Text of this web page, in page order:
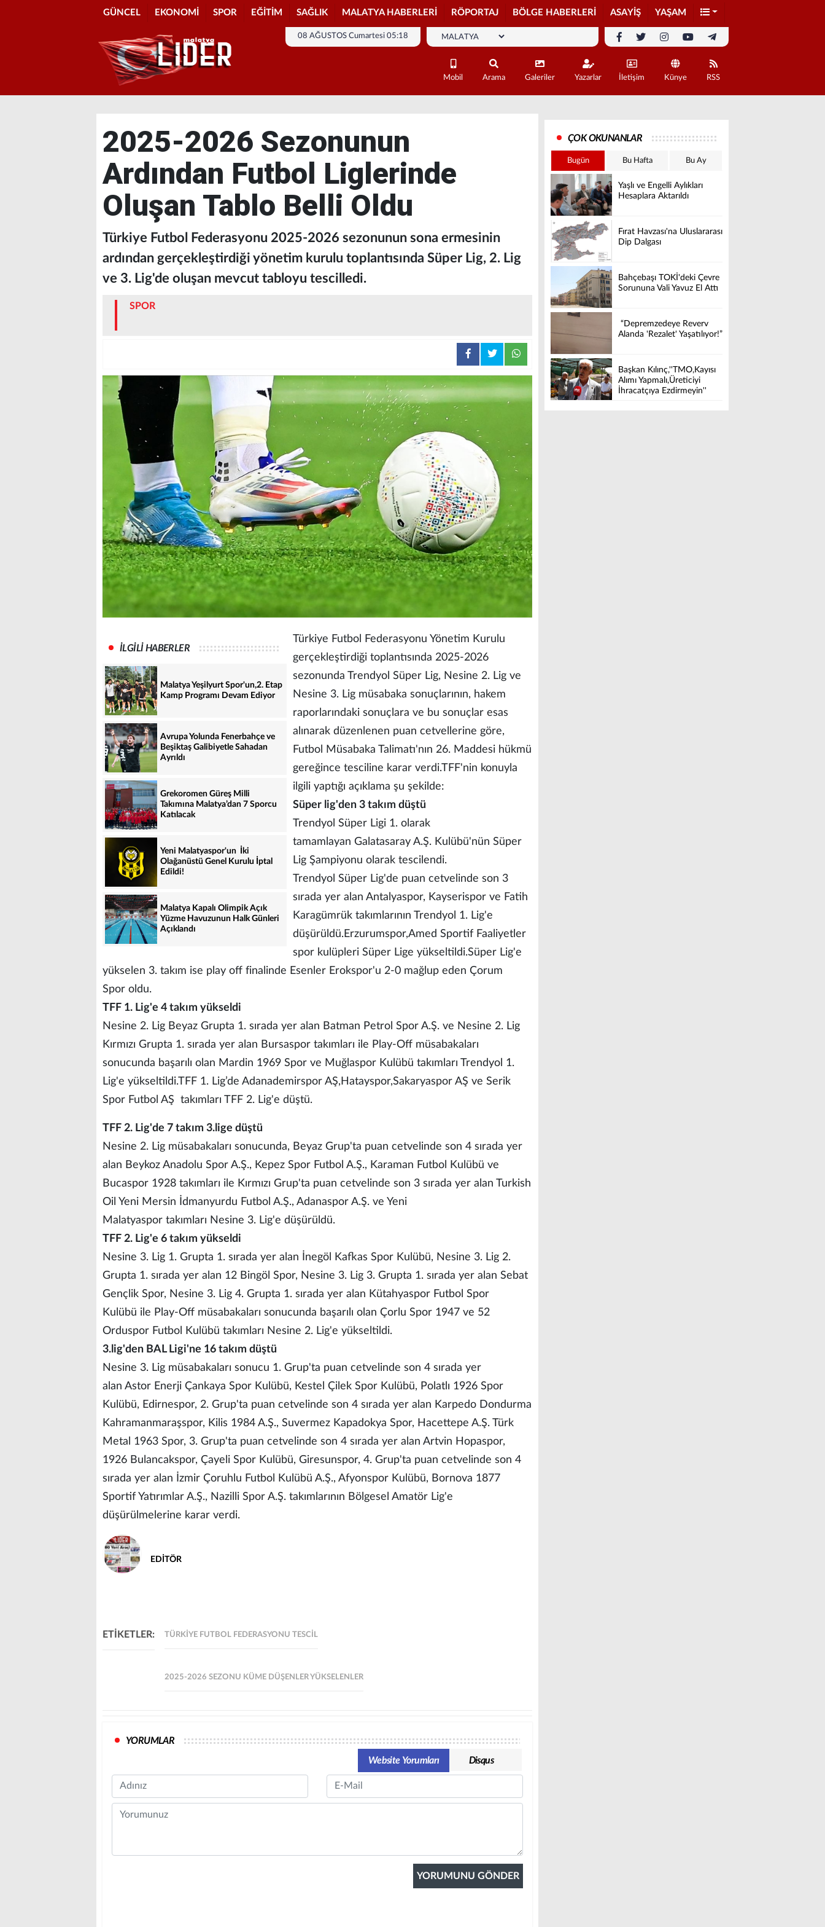
GÜNCEL EKONOMİ SPOR EĞİTİM SAĞLIK MALATYA HABERLERİ RÖPORTAJ BÖLGE HABERLERİ ASAYİŞ YAŞAM
08 AĞUSTOS Cumartesi 05:18
Mobil Arama Galeriler Yazarlar İletişim Künye RSS
2025-2026 Sezonunun
Ardından Futbol Liglerinde
Oluşan Tablo Belli Oldu
Türkiye Futbol Federasyonu 2025-2026 sezonunun sona ermesinin
ardından gerçekleştirdiği yönetim kurulu toplantısında Süper Lig, 2. Lig
ve 3. Lig'de oluşan mevcut tabloyu tescilledi.
SPOR
İLGİLİ HABERLER
Malatya Yeşilyurt Spor'un,2. Etap
Kamp Programı Devam Ediyor
Avrupa Yolunda Fenerbahçe ve
Beşiktaş Galibiyetle Sahadan
Ayrıldı
Grekoromen Güreş Milli
Takımına Malatya’dan 7 Sporcu
Katılacak
Yeni Malatyaspor'un İki
Olağanüstü Genel Kurulu İptal
Edildi!
Malatya Kapalı Olimpik Açık
Yüzme Havuzunun Halk Günleri
Açıklandı
Türkiye Futbol Federasyonu Yönetim Kurulu
gerçekleştirdiği toplantısında 2025-2026
sezonunda Trendyol Süper Lig, Nesine 2. Lig ve
Nesine 3. Lig müsabaka sonuçlarının, hakem
raporlarındaki sonuçlara ve bu sonuçlar esas
alınarak düzenlenen puan cetvellerine göre,
Futbol Müsabaka Talimatı'nın 26. Maddesi hükmü
gereğince tesciline karar verdi.TFF'nin konuyla
ilgili yaptığı açıklama şu şekilde:
Süper lig'den 3 takım düştü
Trendyol Süper Ligi 1. olarak
tamamlayan Galatasaray A.Ş. Kulübü'nün Süper
Lig Şampiyonu olarak tescilendi.
Trendyol Süper Lig'de puan cetvelinde son 3
sırada yer alan Antalyaspor, Kayserispor ve Fatih
Karagümrük takımlarının Trendyol 1. Lig'e
düşürüldü.Erzurumspor,Amed Sportif Faaliyetler
spor kulüpleri Süper Lige yükseltildi.Süper Lig'e
yükselen 3. takım ise play off finalinde Esenler Erokspor'u 2-0 mağlup eden Çorum
Spor oldu.
TFF 1. Lig'e 4 takım yükseldi
Nesine 2. Lig Beyaz Grupta 1. sırada yer alan Batman Petrol Spor A.Ş. ve Nesine 2. Lig
Kırmızı Grupta 1. sırada yer alan Bursaspor takımları ile Play-Off müsabakaları
sonucunda başarılı olan Mardin 1969 Spor ve Muğlaspor Kulübü takımları Trendyol 1.
Lig'e yükseltildi.TFF 1. Lig’de Adanademirspor AŞ,Hatayspor,Sakaryaspor AŞ ve Serik
Spor Futbol AŞ takımları TFF 2. Lig'e düştü.
TFF 2. Lig'de 7 takım 3.lige düştü
Nesine 2. Lig müsabakaları sonucunda, Beyaz Grup'ta puan cetvelinde son 4 sırada yer
alan Beykoz Anadolu Spor A.Ş., Kepez Spor Futbol A.Ş., Karaman Futbol Kulübü ve
Bucaspor 1928 takımları ile Kırmızı Grup'ta puan cetvelinde son 3 sırada yer alan Turkish
Oil Yeni Mersin İdmanyurdu Futbol A.Ş., Adanaspor A.Ş. ve Yeni
Malatyaspor takımları Nesine 3. Lig'e düşürüldü.
TFF 2. Lig'e 6 takım yükseldi
Nesine 3. Lig 1. Grupta 1. sırada yer alan İnegöl Kafkas Spor Kulübü, Nesine 3. Lig 2.
Grupta 1. sırada yer alan 12 Bingöl Spor, Nesine 3. Lig 3. Grupta 1. sırada yer alan Sebat
Gençlik Spor, Nesine 3. Lig 4. Grupta 1. sırada yer alan Kütahyaspor Futbol Spor
Kulübü ile Play-Off müsabakaları sonucunda başarılı olan Çorlu Spor 1947 ve 52
Orduspor Futbol Kulübü takımları Nesine 2. Lig'e yükseltildi.
3.lig'den BAL Ligi'ne 16 takım düştü
Nesine 3. Lig müsabakaları sonucu 1. Grup'ta puan cetvelinde son 4 sırada yer
alan Astor Enerji Çankaya Spor Kulübü, Kestel Çilek Spor Kulübü, Polatlı 1926 Spor
Kulübü, Edirnespor, 2. Grup'ta puan cetvelinde son 4 sırada yer alan Karpedo Dondurma
Kahramanmaraşspor, Kilis 1984 A.Ş., Suvermez Kapadokya Spor, Hacettepe A.Ş. Türk
Metal 1963 Spor, 3. Grup'ta puan cetvelinde son 4 sırada yer alan Artvin Hopaspor,
1926 Bulancakspor, Çayeli Spor Kulübü, Giresunspor, 4. Grup'ta puan cetvelinde son 4
sırada yer alan İzmir Çoruhlu Futbol Kulübü A.Ş., Afyonspor Kulübü, Bornova 1877
Sportif Yatırımlar A.Ş., Nazilli Spor A.Ş. takımlarının Bölgesel Amatör Lig'e
düşürülmelerine karar verdi.
EDİTÖR
ETİKETLER: TÜRKIYE FUTBOL FEDERASYONU TESCIL
2025-2026 SEZONU KÜME DÜŞENLER YÜKSELENLER
YORUMLAR
Website Yorumları
Disqus
Name Email
Comment
ÇOK OKUNANLAR
Bugün Bu Hafta Bu Ay
Yaşlı ve Engelli Aylıkları
Hesaplara Aktarıldı
Fırat Havzası'na Uluslararası
Dip Dalgası
Bahçebaşı TOKİ'deki Çevre
Sorununa Vali Yavuz El Attı
“Depremzedeye Reverv
Alanda 'Rezalet' Yaşatılıyor!”
Başkan Kılınç,''TMO,Kayısı
Alımı Yapmalı,Üreticiyi
İhracatçıya Ezdirmeyin''